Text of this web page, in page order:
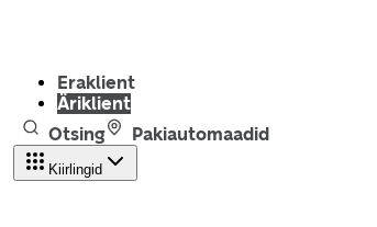
Eraklient
Äriklient
Otsing
Pakiautomaadid
Kiirlingid